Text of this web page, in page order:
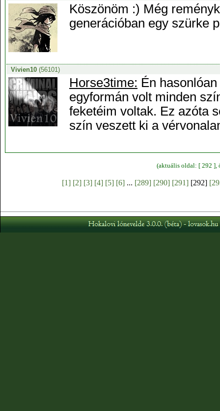
Köszönöm :) Még
generációban egy szürke
Vivien10(56101)
Horse3time: Én
egyformán volt minden
feketéim voltak. Ez azóta
szín veszett ki a
(aktuális oldal: [ 292 ],
[1] [2] [3] [4] [5] [6] ... [289] [290] [291] [292]